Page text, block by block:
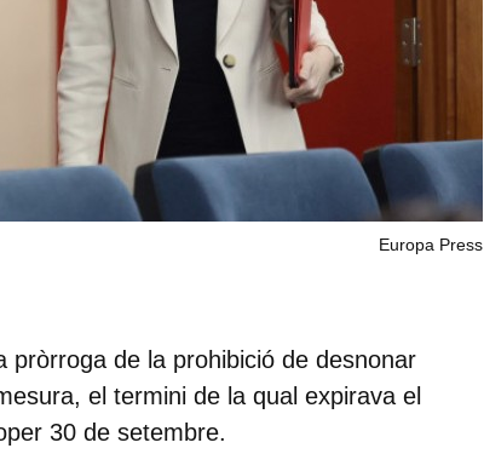
Europa Press
pròrroga de la prohibició de desnonar
el termini de la qual expirava el
30 de setembre.